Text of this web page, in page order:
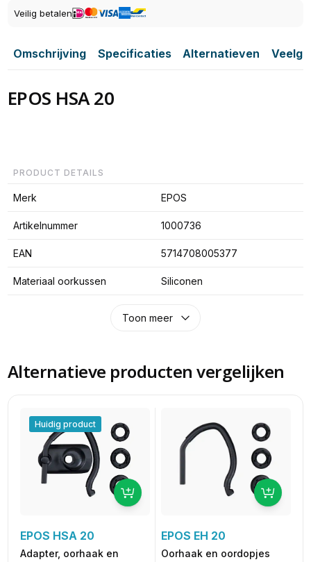
Veilig betalen
Omschrijving Specificaties Alternatieven
EPOS HSA 20
PRODUCT DETAILS
Merk EPOS
Artikelnummer 1000736
EAN 5714708005377
Materiaal oorkussen Siliconen
Toon meer
Alternatieve producten vergelijken
Huidig product
EPOS HSA 20
Adapter, oorhaak en
EPOS EH 20
Oorhaak en oordopjes